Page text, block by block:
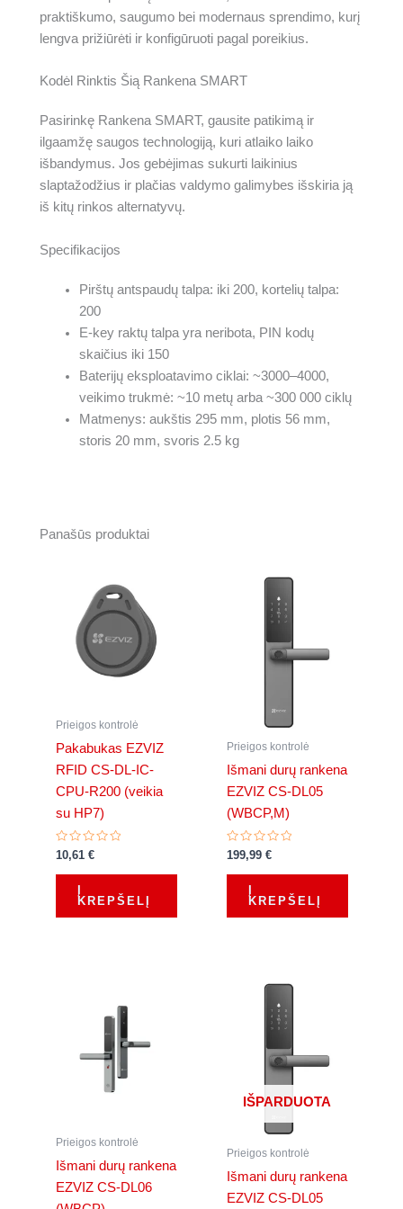
praktiškumo, saugumo bei modernaus sprendimo, kurį
lengva prižiūrėti ir konfigūruoti pagal poreikius.
Kodėl Rinktis Šią Rankena SMART
Pasirinkę Rankena SMART, gausite patikimą ir
ilgaamžę saugos technologiją, kuri atlaiko laiko
išbandymus. Jos gebėjimas sukurti laikinius
slaptažodžius ir plačias valdymo galimybes išskiria ją
iš kitų rinkos alternatyvų.
Specifikacijos
Pirštų antspaudų talpa: iki 200, kortelių talpa:
200
E-key raktų talpa yra neribota, PIN kodų
skaičius iki 150
Baterijų eksploatavimo ciklai: ~3000–4000,
veikimo trukmė: ~10 metų arba ~300 000 ciklų
Matmenys: aukštis 295 mm, plotis 56 mm,
storis 20 mm, svoris 2.5 kg
Panašūs produktai
Prieigos kontrolė
Pakabukas EZVIZ
RFID CS-DL-IC-
CPU-R200 (veikia
su HP7)
Įvertinimas:
iš
10,61 €
KREPŠELĮ
Prieigos kontrolė
Išmani durų rankena
EZVIZ CS-DL05
(WBCP,M)
Įvertinimas:
iš
199,99 €
KREPŠELĮ
Prieigos kontrolė
Išmani durų rankena
EZVIZ CS-DL06
IŠPARDUOTA
Prieigos kontrolė
Išmani durų rankena
EZVIZ CS-DL05